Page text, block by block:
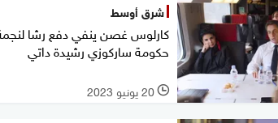
شرق أوسط
كارلوس غصن ينفي دفع رشا
حكومة ساركوزي رشيدة داتي
l 20 يونيو 2023